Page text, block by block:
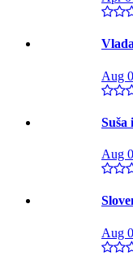
Aug
Suša
Aug
Aug